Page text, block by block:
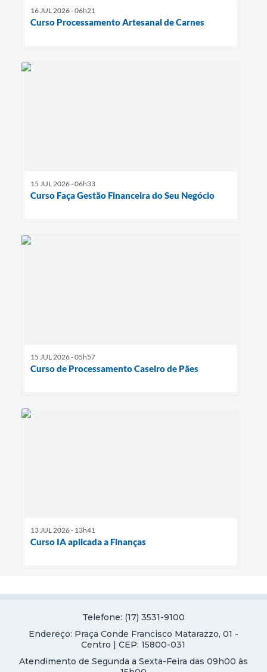
16 JUL 2026 - 06h21
Curso Processamento Artesanal de Carnes
15 JUL 2026 - 06h33
Curso Faça Gestão Financeira do Seu Negócio
15 JUL 2026 - 05h57
Curso de Processamento Caseiro de Pães
13 JUL 2026 - 13h41
Curso IA aplicada a Finanças
Telefone: (17) 3531-9100
Endereço: Praça Conde Francisco Matarazzo, 01 -
Centro | CEP: 15800-031
Atendimento de Segunda a Sexta-Feira das 09h00 às